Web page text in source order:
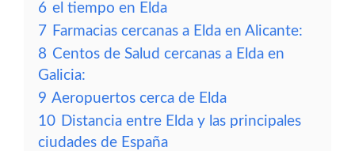
6 el tiempo en Elda
7 Farmacias cercanas a Elda en Alicante:
8 Centos de Salud cercanas a Elda en
Galicia:
9 Aeropuertos cerca de Elda
10 Distancia entre Elda y las principales
ciudades de España